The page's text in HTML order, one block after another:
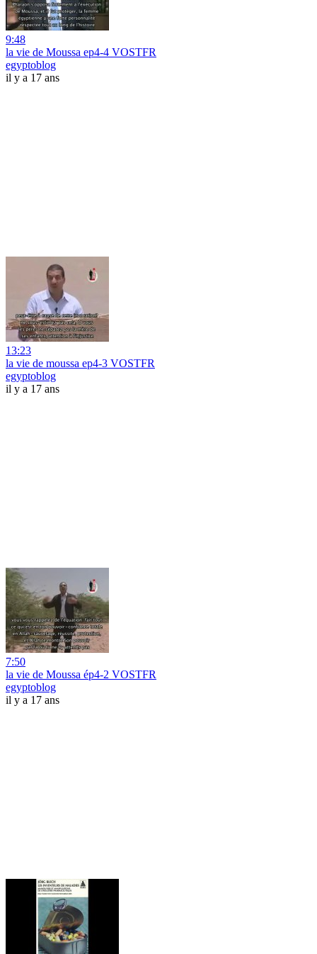
9:48
la vie de Moussa ep4-4 VOSTFR
egyptoblog
il y a 17 ans
13:23
la vie de moussa ep4-3 VOSTFR
egyptoblog
il y a 17 ans
7:50
la vie de Moussa ép4-2 VOSTFR
egyptoblog
il y a 17 ans